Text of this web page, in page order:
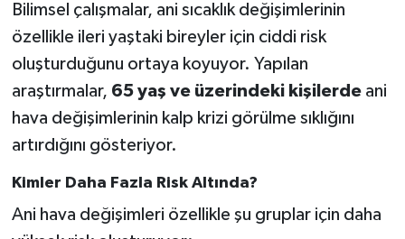
Bilimsel çalışmalar, ani sıcaklık değişimlerinin
özellikle ileri yaştaki bireyler için ciddi risk
oluşturduğunu ortaya koyuyor. Yapılan
araştırmalar, 65 yaş ve üzerindeki kişilerdeani
hava değişimlerinin kalp krizi görülme sıklığını
artırdığını gösteriyor.
Kimler Daha Fazla Risk Altında?
Ani hava değişimleri özellikle şu gruplar için daha